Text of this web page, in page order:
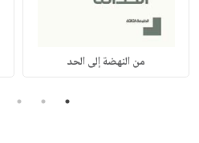
من النهضة إلى الحد
1
2
3